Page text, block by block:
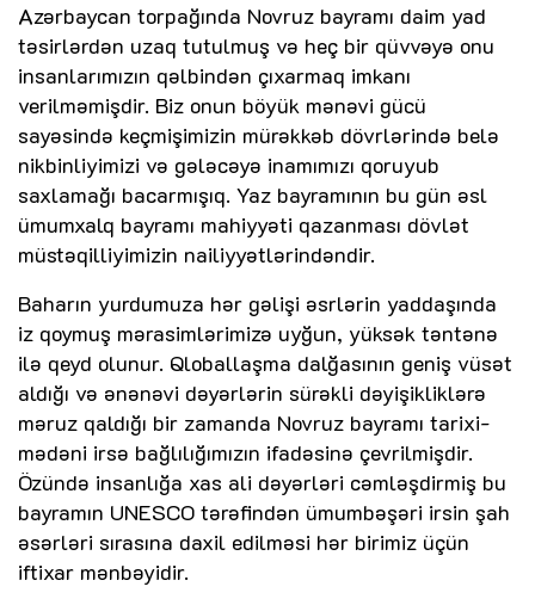
Azərbaycan torpağında Novruz bayramı daim yad
təsirlərdən uzaq tutulmuş və heç bir qüvvəyə onu
insanlarımızın qəlbindən çıxarmaq imkanı
verilməmişdir. Biz onun böyük mənəvi gücü
sayəsində keçmişimizin mürəkkəb dövrlərində belə
nikbinliyimizi və gələcəyə inamımızı qoruyub
saxlamağı bacarmışıq. Yaz bayramının bu gün əsl
ümumxalq bayramı mahiyyəti qazanması dövlət
müstəqilliyimizin nailiyyətlərindəndir.
Baharın yurdumuza hər gəlişi əsrlərin yaddaşında
iz qoymuş mərasimlərimizə uyğun, yüksək təntənə
ilə qeyd olunur. Qloballaşma dalğasının geniş vüsət
aldığı və ənənəvi dəyərlərin sürəkli dəyişikliklərə
məruz qaldığı bir zamanda Novruz bayramı tarixi-
mədəni irsə bağlılığımızın ifadəsinə çevrilmişdir.
Özündə insanlığa xas ali dəyərləri cəmləşdirmiş bu
bayramın UNESCO tərəfindən ümumbəşəri irsin şah
əsərləri sırasına daxil edilməsi hər birimiz üçün
iftixar mənbəyidir.